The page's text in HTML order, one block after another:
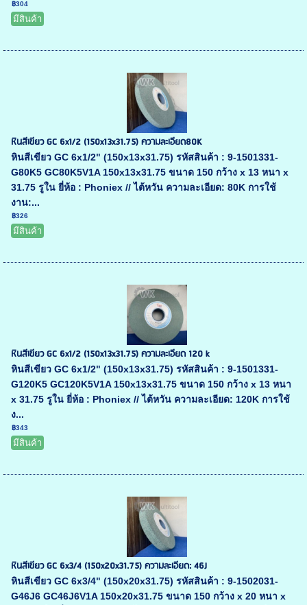
฿304
มีสินค้า
หินสีเขียว GC 6x1/2 (150x13x31.75) ความละเอียด80K
หินสีเขียว GC 6x1/2" (150x13x31.75) รหัสสินค้า : 9-1501331-
G80K5 GC80K5V1A 150x13x31.75 ขนาด 150 กว้าง x 13 หนา x
31.75 รูใน ยี่ห้อ : Phoniex // ไต้หวัน ความละเอียด: 80K การใช้
งาน:...
฿326
มีสินค้า
หินสีเขียว GC 6x1/2 (150x13x31.75) ความละเอียด 120 k
หินสีเขียว GC 6x1/2" (150x13x31.75) รหัสสินค้า : 9-1501331-
G120K5 GC120K5V1A 150x13x31.75 ขนาด 150 กว้าง x 13 หนา
x 31.75 รูใน ยี่ห้อ : Phoniex // ไต้หวัน ความละเอียด: 120K การใช้
ง...
฿343
มีสินค้า
หินสีเขียว GC 6x3/4 (150x20x31.75) ความละเอียด: 46J
หินสีเขียว GC 6x3/4" (150x20x31.75) รหัสสินค้า : 9-1502031-
G46J6 GC46J6V1A 150x20x31.75 ขนาด 150 กว้าง x 20 หนา x